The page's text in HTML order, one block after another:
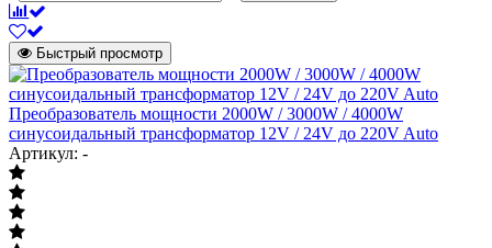
Быстрый просмотр
Преобразователь мощности 2000W / 3000W / 4000W
синусоидальный трансформатор 12V / 24V до 220V Auto
Артикул: -